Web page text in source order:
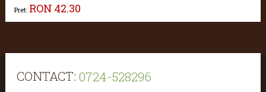
Pret: RON 42.30
CONTACT: 0724-528296